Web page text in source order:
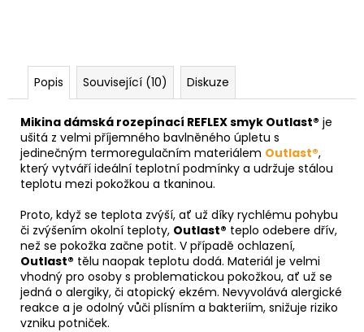
Popis Související (10) Diskuze
Mikina dámská rozepínací REFLEX smyk Outlast® je
ušitá z velmi příjemného bavlněného úpletu s
jedinečným termoregulačním materiálem Outlast®,
který vytváří ideální teplotní podmínky a udržuje stálou
teplotu mezi pokožkou a tkaninou.
Proto, když se teplota zvýší, ať už díky rychlému pohybu
či zvýšením okolní teploty, Outlast® teplo odebere dřív,
než se pokožka začne potit. V případě ochlazení,
Outlast® tělu naopak teplotu dodá. Materiál je velmi
vhodný pro osoby s problematickou pokožkou, ať už se
jedná o alergiky, či atopický ekzém. Nevyvolává alergické
reakce a je odolný vůči plísním a bakteriím, snižuje riziko
vzniku potniček.